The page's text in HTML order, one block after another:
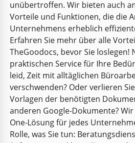
unübertroffen. Wir bieten auch
Vorteile und Funktionen, die die
Unternehmens erheblich
Erfahren Sie mehr über alle
TheGoodocs, bevor Sie loslegen!
praktischen Service für Ihre
leid, Zeit mit alltäglichen
verschwenden? Oder verlieren
Vorlagen der benötigten
anderen Google-Dokumente?
One-Lösung für jedes
Rolle, was Sie tun: